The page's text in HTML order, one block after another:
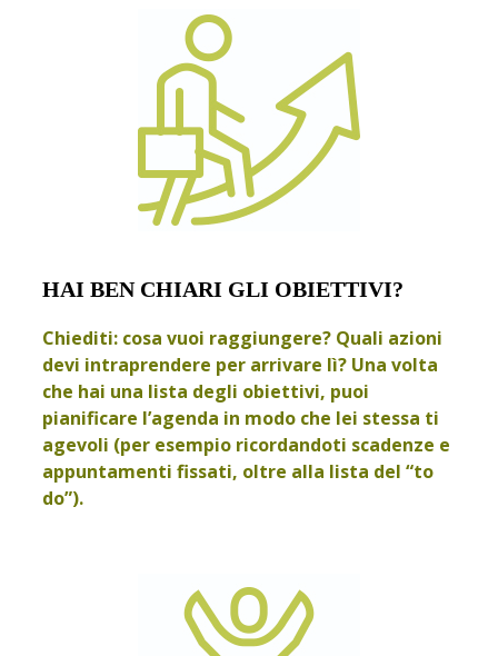
HAI BEN CHIARI GLI OBIETTIVI?
Chiediti: cosa vuoi raggiungere? Quali azioni
devi intraprendere per arrivare lì? Una volta
che hai una lista degli obiettivi, puoi
pianificare l’agenda in modo che lei stessa ti
agevoli (per esempio ricordandoti scadenze e
appuntamenti fissati, oltre alla lista del “to
do”).